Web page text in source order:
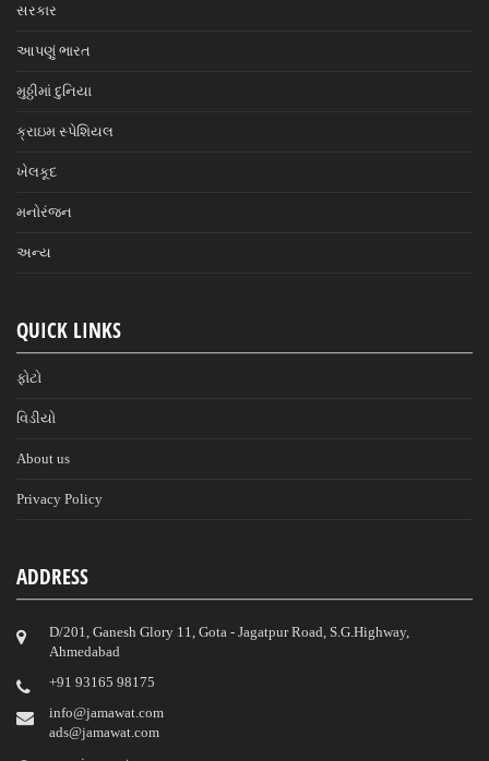
સરકાર
આપણું ભારત
મુઠ્ઠીમાં દુનિયા
ક્રાઇમ સ્પેશિયલ
ખેલકૂદ
મનોરંજન
અન્ય
QUICK LINKS
ફોટો
વિડીયો
About us
Privacy Policy
ADDRESS
D/201, Ganesh Glory 11, Gota - Jagatpur Road, S.G.Highway,
Ahmedabad
‎+91 93165 98175
info@jamawat.com
ads@jamawat.com